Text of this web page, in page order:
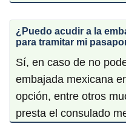
¿Puedo acudir a la
para tramitar mi
Sí, en caso de no
embajada mexicana
opción, entre otros
presta el consulado